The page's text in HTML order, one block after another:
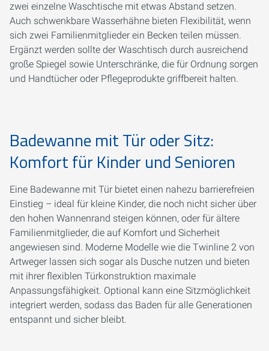
zwei einzelne Waschtische mit etwas Abstand setzen.
Auch schwenkbare Wasserhähne bieten Flexibilität, wenn
sich zwei Familienmitglieder ein Becken teilen müssen.
Ergänzt werden sollte der Waschtisch durch ausreichend
große Spiegel sowie Unterschränke, die für Ordnung sorgen
und Handtücher oder Pflegeprodukte griffbereit halten.
Badewanne mit Tür oder Sitz:
Komfort für Kinder und Senioren
Eine Badewanne mit Tür bietet einen nahezu barrierefreien
Einstieg – ideal für kleine Kinder, die noch nicht sicher über
den hohen Wannenrand steigen können, oder für ältere
Familienmitglieder, die auf Komfort und Sicherheit
angewiesen sind. Moderne Modelle wie die Twinline 2 von
Artweger lassen sich sogar als Dusche nutzen und bieten
mit ihrer flexiblen Türkonstruktion maximale
Anpassungsfähigkeit. Optional kann eine Sitzmöglichkeit
integriert werden, sodass das Baden für alle Generationen
entspannt und sicher bleibt.